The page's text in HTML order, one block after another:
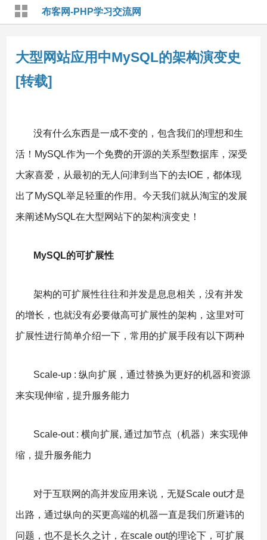
布客网-PHP学习交流网
大型网站应用中MySQL的架构演变史
[转载]
没有什么东西是一成不变的，包含我们的理想和生
活！MySQL作为一个免费的开源的关系型数据库，深受
大家喜爱，从最初的无人问津到当下的去IOE，都体现
出了MySQL举足轻重的作用。今天我们就从淘宝的发展
来阐述MySQL在大型网站下的架构演变史！
MySQL的可扩展性
架构的可扩展性往往和并发是息息相关，没有并发
的增长，也就没有必要做高可扩展性的架构，这里对可
扩展性进行简单介绍一下，常用的扩展手段有以下两种
Scale-up : 纵向扩展，通过替换为更好的机器和资源
来实现伸缩，提升服务能力
Scale-out : 横向扩展, 通过加节点（机器）来实现伸
缩，提升服务能力
对于互联网的高并发应用来说，无疑Scale out才是
出路，通过纵向的买更高端的机器一直是我们所避讳的
问题，也不是长久之计，在scale out的理论下，可扩展